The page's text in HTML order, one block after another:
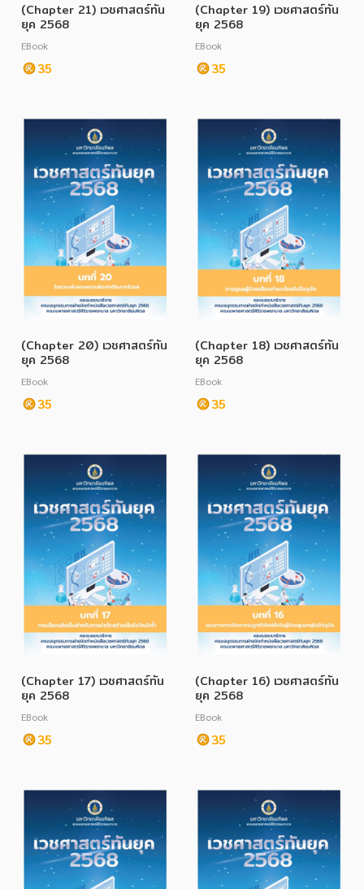
(Chapter 21) เวชศาสตร์ทัน
ยุค 2568
EBook
35
(Chapter 19) เวชศาสตร์ทัน
ยุค 2568
EBook
35
(Chapter 20) เวชศาสตร์ทัน
ยุค 2568
EBook
35
(Chapter 18) เวชศาสตร์ทัน
ยุค 2568
EBook
35
(Chapter 17) เวชศาสตร์ทัน
ยุค 2568
EBook
35
(Chapter 16) เวชศาสตร์ทัน
ยุค 2568
EBook
35